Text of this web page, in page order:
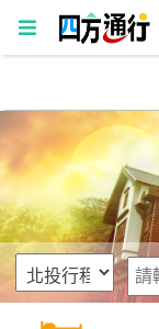
四
通
行
訂
房